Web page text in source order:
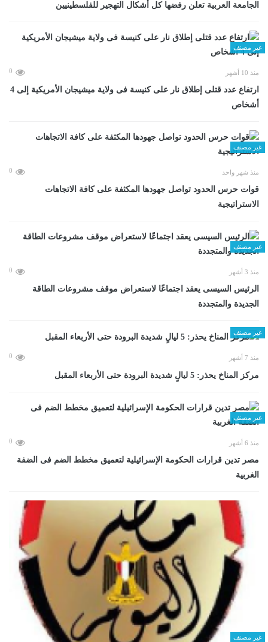
الجامعة العربية تعلن رفضها كل أشكال التهجير للفلسطينيين
غير مصنف
منذ 10 أشهر 0
ارتفاع عدد قتلى إطلاق نار على كنيسة فى ولاية ميشيجان الأمريكية إلى 4
أشخاص
غير مصنف
منذ شهر واحد 0
قوات حرس الحدود تواصل جهودها المكثفة على كافة الاتجاهات
الاستراتيجية
غير مصنف
منذ 3 أشهر 0
الرئيس السيسى يعقد اجتماعًا لاستعراض موقف مشروعات الطاقة
الجديدة والمتجددة
غير مصنف
منذ 7 أشهر 0
مركز المناخ يحذر: 5 ليالٍ شديدة البرودة حتى الأربعاء المقبل
غير مصنف
منذ 6 أشهر 0
مصر تدين قرارات الحكومة الإسرائيلية لتعميق مخطط الضم فى الضفة
الغربية
غير مصنف